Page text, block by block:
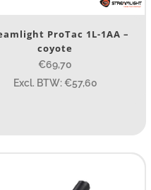
80
lichtbeeld
Spot (23)
ProTac 1L-1AA –
coyote
€69,70
Excl. BTW: €57,60